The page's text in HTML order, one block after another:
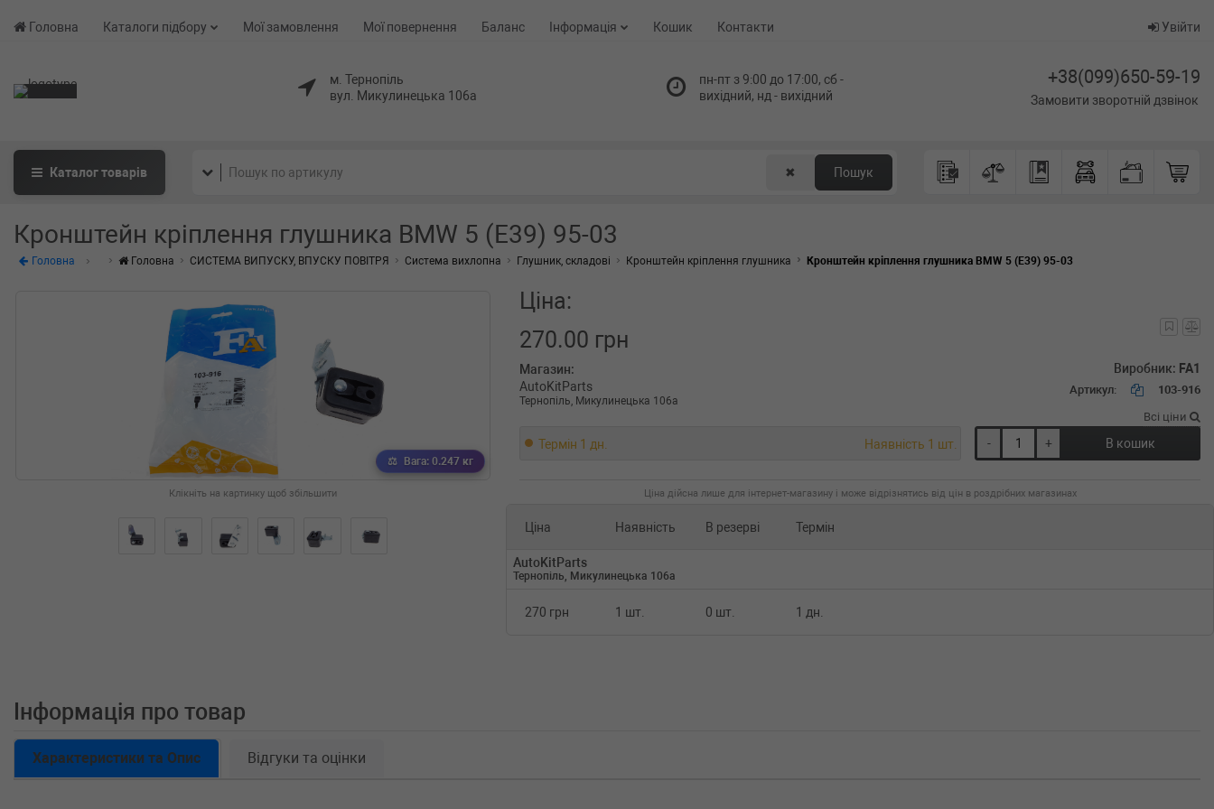
Головна Каталоги підбору Мої замовлення Мої повернення Баланс Інформація Кошик Контакти Увійти
м. Тернопіль
вул. Микулинецька 106а
пн-пт з 9:00 до 17:00, сб -
вихідний, нд - вихідний
+38(099)650-59-19
Замовити зворотній дзвінок
Каталогтоварів ✖ Пошук
Кронштейн кріплення глушника BMW 5 (E39) 95-03
Головна Головна СИСТЕМА ВИПУСКУ, ВПУСКУ ПОВІТРЯ Система вихлопна Глушник, складові Кронштейн кріплення глушника Кронштейн кріплення глушника BMW 5 (E39) 95-03
Вага: 0.247 кг
Клікніть на картинку щоб збільшити
Ціна:
270.00 грн
Магазин:
AutoKitParts
Тернопіль, Микулинецька 106а
Виробник: FA1
Артикул: 103-916
Всі ціни
Термін 1 дн. Наявність 1 шт. - + В кошик
Ціна дійсна лише для інтернет-магазину і може відрізнятись від цін в роздрібних магазинах
Ціна Наявність В резерві Термін
AutoKitParts
Тернопіль, Микулинецька 106а
270 грн 1 шт. 0 шт. 1 дн.
Інформація про товар
Характеристики та Опис Відгуки та оцінки